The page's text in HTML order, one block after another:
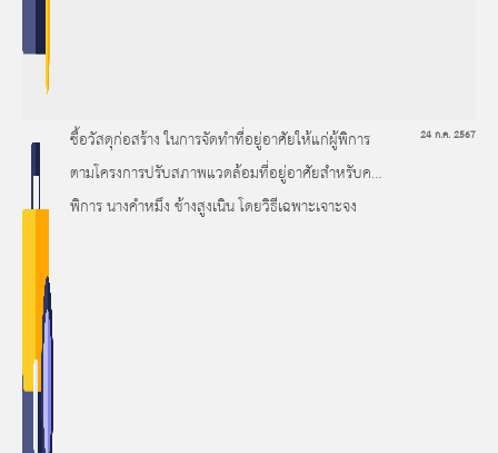
ซื้อวัสดุก่อสร้าง ในการจัดทำที่อยู่อาศัยให้แก่ผู้พิการ
ตามโครงการปรับสภาพแวดล้อมที่อยู่อาศัยสำหรับคน
พิการ นางคำหมึง ช้างสูงเนิน โดยวิธีเฉพาะเจาะจง
24 ก.ค. 2567